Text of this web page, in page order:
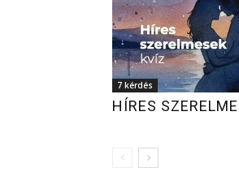
7 kérdés
HÍRES